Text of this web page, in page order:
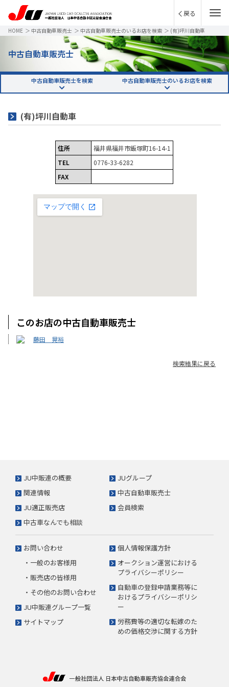
戻る
HOME ＞ 中古自動車販売士 ＞ 中古自動車販売士のいるお店を検索 ＞ (有)坪川自動車
中古自動車販売士
中古自動車販売士を検索 中古自動車販売士のいるお店を検索
(有)坪川自動車
住所
福井県福井市飯塚町16-14-1
TEL
0776-33-6282
FAX
このお店の中古自動車販売士
藤田 晃裕
検索結果に戻る
JU中販連の概要
JUグループ
関連情報
中古自動車販売士
JU適正販売店
会員検索
中古車なんでも相談
お問い合わせ
・一般のお客様用
・販売店の皆様用
・その他のお問い合わせ
JU中販連グループ一覧
サイトマップ
個人情報保護方針
オークション運営における
プライバシーポリシー
自動車の登録申請業務等に
おけるプライバシーポリシ
ー
労務費等の適切な転嫁のた
めの価格交渉に関する方針